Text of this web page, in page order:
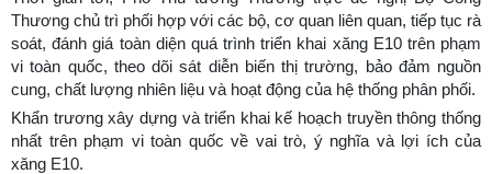
Thương chủ trì phối hợp với các bộ, cơ quan liên quan, tiếp tục rà
soát, đánh giá toàn diện quá trình triển khai xăng E10 trên phạm
vi toàn quốc, theo dõi sát diễn biến thị trường, bảo đảm nguồn
cung, chất lượng nhiên liệu và hoạt động của hệ thống phân phối.
Khẩn trương xây dựng và triển khai kế hoạch truyền thông thống
nhất trên phạm vi toàn quốc về vai trò, ý nghĩa và lợi ích của
xăng E10.